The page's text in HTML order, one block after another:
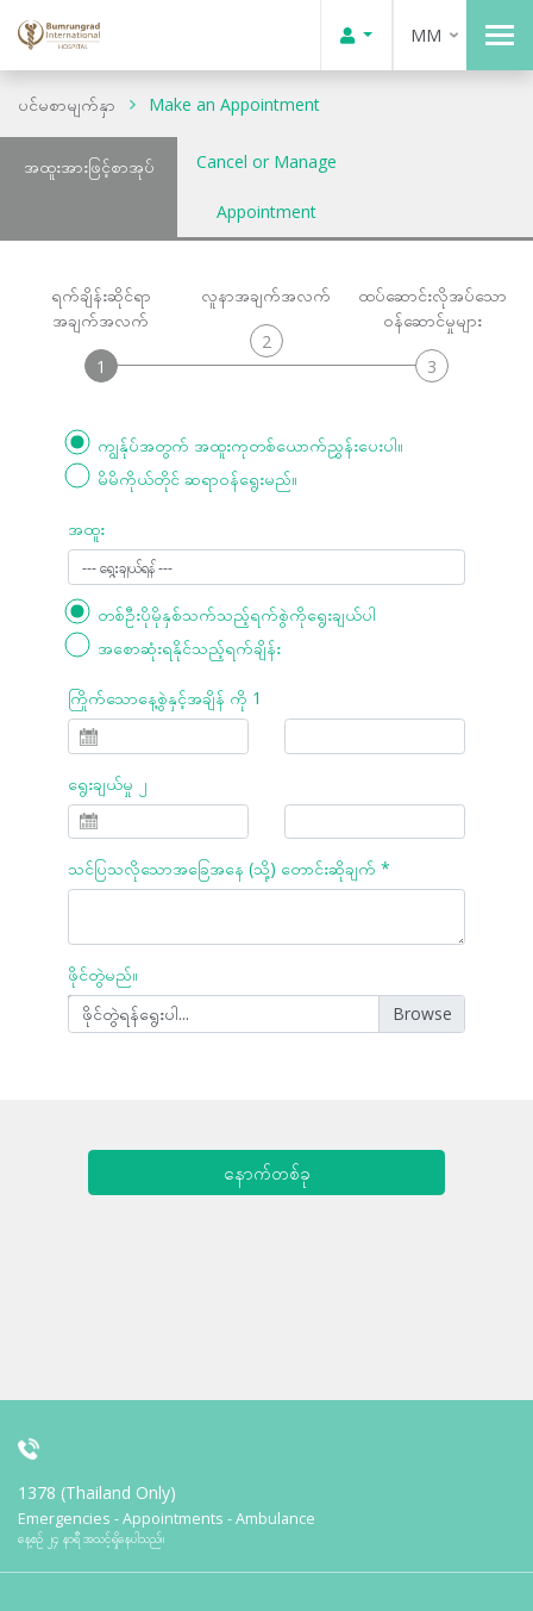
MM
ပင်မစာမျက်နှာ Make an Appointment
အထူးအားဖြင့်စာအုပ် Cancel or Manage
Appointment
ရက်ချိန်းဆိုင်ရာ
အချက်အလက်
1
လူနာအချက်အလက်
2
ထပ်ဆောင်းလိုအပ်သော
ဝန်ဆောင်မှုများ
3
ကျွန်ုပ်အတွက် အထူးကုတစ်ယောက်ညွှန်းပေးပါ။
မိမိကိုယ်တိုင် ဆရာဝန်ရွေးမည်။
အထူး
တစ်ဦးပိုမိုနှစ်သက်သည့်ရက်စွဲကိုရွေးချယ်ပါ
အစောဆုံးရနိုင်သည့်ရက်ချိန်း
ကြိုက်သောနေ့စွဲနှင့်အချိန် ကို 1
ရွေးချယ်မှု ၂
သင်ပြသလိုသောအခြေအနေ (သို့) တောင်းဆိုချက် *
ဖိုင်တွဲမည်။
ဖိုင်တွဲရန်ရွေးပါ...
နောက်တစ်ခု
1378 (Thailand Only)
Emergencies - Appointments - Ambulance
နေ့စဉ် ၂၄ နာရီ အသင့်ရှိနေပါသည်။